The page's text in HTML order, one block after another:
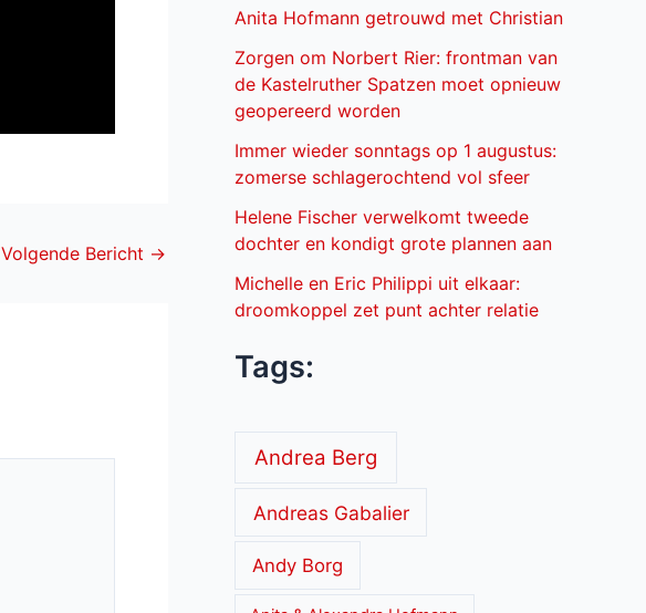
Volgende Bericht →
Anita Hofmann getrouwd met Christian
Zorgen om Norbert Rier: frontman van
de Kastelruther Spatzen moet opnieuw
geopereerd worden
Immer wieder sonntags op 1 augustus:
zomerse schlagerochtend vol sfeer
Helene Fischer verwelkomt tweede
dochter en kondigt grote plannen aan
Michelle en Eric Philippi uit elkaar:
droomkoppel zet punt achter relatie
Tags:
Andrea Berg
Andreas Gabalier
Andy Borg